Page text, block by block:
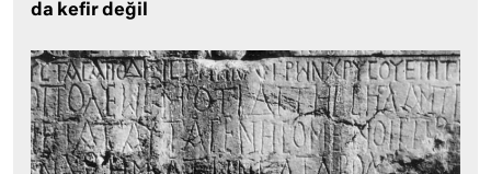
da kefir değil